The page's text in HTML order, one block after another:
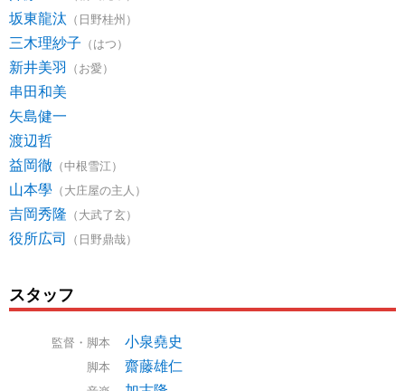
坂東龍汰 （日野桂州）
三木理紗子 （はつ）
新井美羽 （お愛）
串田和美
矢島健一
渡辺哲
益岡徹 （中根雪江）
山本學 （大庄屋の主人）
吉岡秀隆 （大武了玄）
役所広司 （日野鼎哉）
スタッフ
監督・脚本 小泉堯史
脚本 齋藤雄仁